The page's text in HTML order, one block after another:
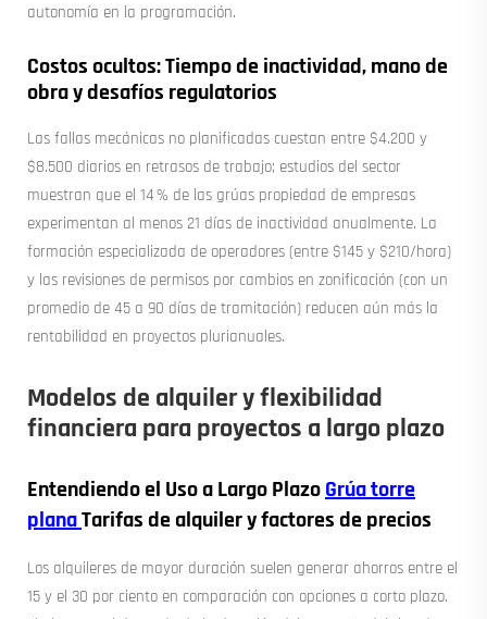
autonomía en la programación.
Costos ocultos: Tiempo de inactividad, mano de
obra y desafíos regulatorios
Las fallas mecánicas no planificadas cuestan entre $4.200 y
$8.500 diarios en retrasos de trabajo; estudios del sector
muestran que el 14 % de las grúas propiedad de empresas
experimentan al menos 21 días de inactividad anualmente. La
formación especializada de operadores (entre $145 y $210/hora)
y las revisiones de permisos por cambios en zonificación (con un
promedio de 45 a 90 días de tramitación) reducen aún más la
rentabilidad en proyectos plurianuales.
Modelos de alquiler y flexibilidad
financiera para proyectos a largo plazo
Entendiendo el Uso a Largo PlazoGrúa torre
planaTarifas de alquiler y factores de precios
Los alquileres de mayor duración suelen generar ahorros entre el
15 y el 30 por ciento en comparación con opciones a corto plazo.